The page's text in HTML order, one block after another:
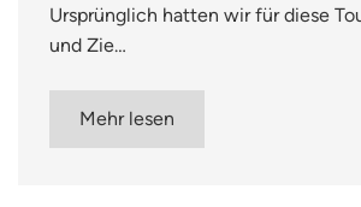
Ursprünglich hatten wir für diese
und Zie…
Mehr lesen